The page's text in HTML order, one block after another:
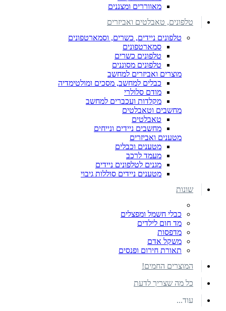
מאווררים ומצננים
טלפונים, טאבלטים ואביזרים
טלפונים ניידים, כשרים, וסמארטפונים
סמארטפונים
טלפונים כשרים
טלפונים מסוננים
מוצרים ואביזרים למחשב
כבלים למחשב, מסכים ומולטימדיה
מודם סלולרי
מקלדות ועכברים למחשב
מחשבים וטאבלטים
טאבלטים
מחשבים ניידים ונייחים
מטענים ואביזרים
מטענים וכבלים
מעמד לרכב
מגנים לטלפונים ניידים
מטענים ניידים סוללות גיבוי
שונות
כבלי חשמל ומפצלים
מד חום לילדים
מדפסות
משקל אדם
תאורת חירום ופנסים
המוצרים החמים!
כל מה שצריך לדעת
עוד...